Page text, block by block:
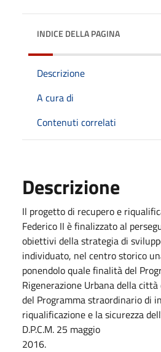
INDICE DELLA PAGINA
Descrizione
A cura di
Contenuti correlati
Descrizione
Il progetto di recupero e
Federico II è finalizzato al
obiettivi della strategia di
individuato, nel centro storico
ponendolo quale finalità del
Rigenerazione Urbana della
del Programma straordinario di
riqualificazione e la sicurezza
D.P.C.M. 25 maggio
2016.